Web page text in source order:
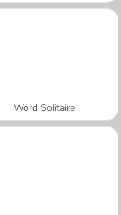
Word Solitaire